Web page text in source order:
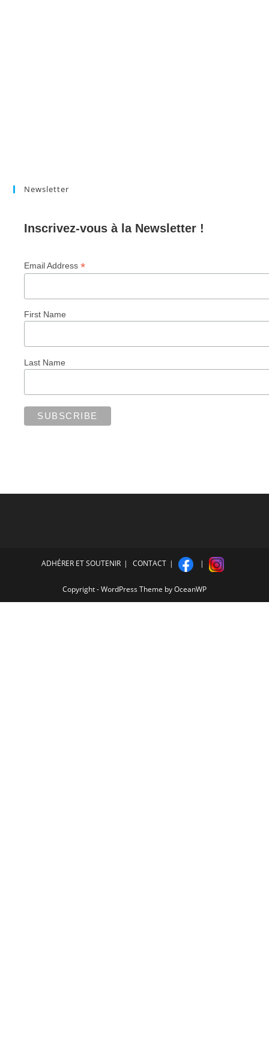
Newsletter
Inscrivez-vous à la Newsletter !
Email Address*
First Name
Last Name
ADHÉRER ET SOUTENIR CONTACT
Copyright - WordPress Theme by OceanWP